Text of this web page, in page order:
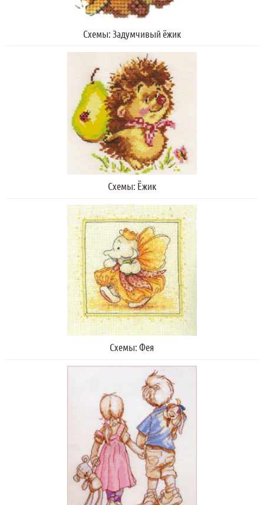
Схемы: Задумчивый ёжик
Схемы: Ёжик
Схемы: Фея